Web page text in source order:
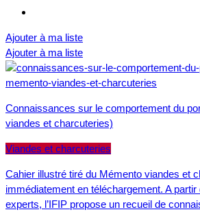
Ajouter à ma liste
Ajouter à ma liste
Connaissances sur le comportement du
viandes et charcuteries)
Viandes et charcuteries
Cahier illustré tiré du Mémento viandes et
immédiatement en téléchargement. A
experts, l’IFIP propose un recueil de